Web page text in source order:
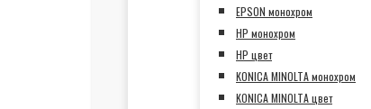
EPSON монохром
HP монохром
HP цвет
KONICA MINOLTA монохром
KONICA MINOLTA цвет